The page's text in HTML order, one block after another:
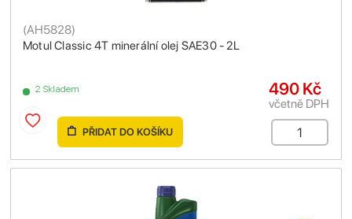
Motul Classic 4T minerální olej SAE30 - 2L
(AH5828)
2 Skladem 490 Kč
včetně DPH
PŘIDAT DO KOŠÍKU